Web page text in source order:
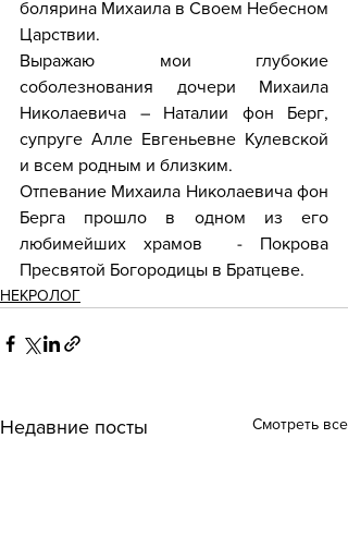
болярина Михаила в Своем Небесном
Царствии.
Выражаю мои глубокие
соболезнования дочери Михаила
Николаевича – Наталии фон Берг,
супруге Алле Евгеньевне Кулевской
и всем родным и близким.
Отпевание Михаила Николаевича фон
Берга прошло в одном из его
любимейших храмов  - Покрова
Пресвятой Богородицы в Братцеве.
НЕКРОЛОГ
Недавние посты Смотреть все